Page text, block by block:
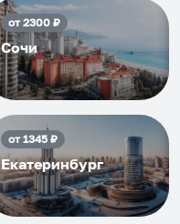
от2300₽
Сочи
от1345₽
Екатеринбург